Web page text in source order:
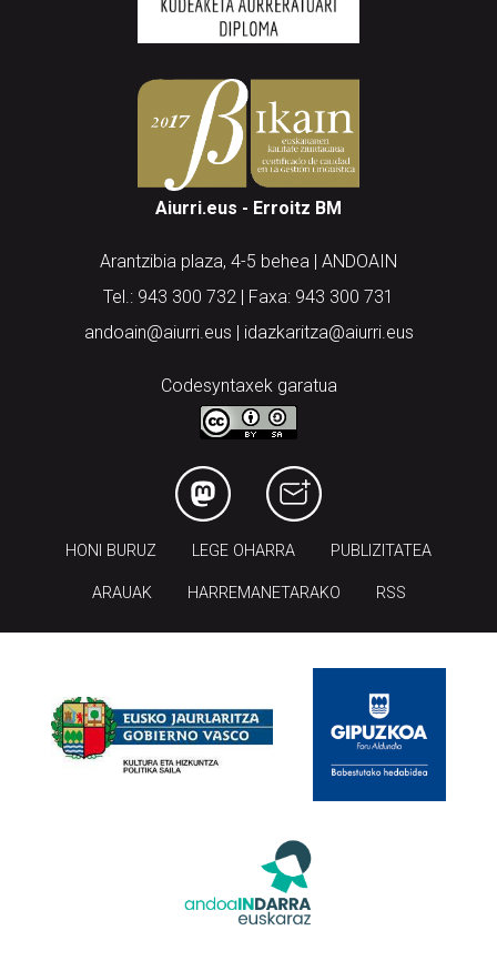
Aiurri.eus - Erroitz BM
Arantzibia plaza, 4-5 behea | ANDOAIN
Tel.: 943 300 732 | Faxa: 943 300 731
andoain@aiurri.eus | idazkaritza@aiurri.eus
Codesyntaxek garatua
HONI BURUZ LEGE OHARRA PUBLIZITATEA
ARAUAK HARREMANETARAKO RSS